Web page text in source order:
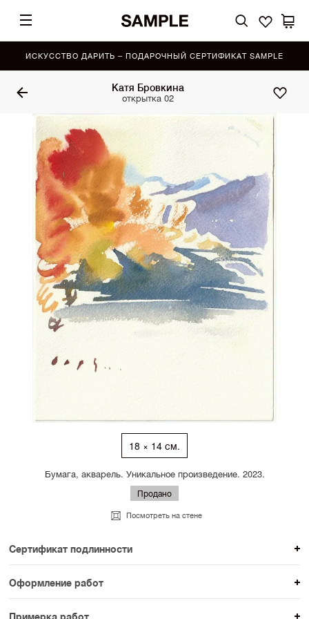
ИСКУССТВО ДАРИТЬ – ПОДАРОЧНЫЙ СЕРТИФИКАТ SAMPLE
Катя Бровкина
открытка 02
18 × 14 см.
Бумага, акварель. Уникальное произведение. 2023.
Продано
Посмотреть на стене
Сертификат подлинности
К каждому авторскому произведению мы
прикладываем сертификат подлинности. Для товаров
раздела SAMPLE СЕРИЯ сертификаты не
Оформление работ
При покупке произведения вы можете выбрать и
Примерка работ